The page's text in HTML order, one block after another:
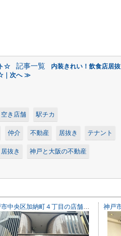
☆ 記事一覧
内装きれい！飲食店居抜
｜次へ ≫
空き店舗 駅チカ
仲介 不動産 居抜き テナント
抜き 神戸と大阪の不動産